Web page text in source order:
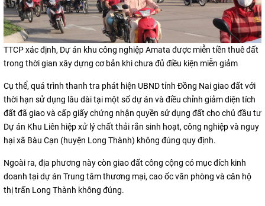
TTCP xác định, Dự án khu công nghiệp Amata được miễn tiền thuê đất
trong thời gian xây dựng cơ bản khi chưa đủ điều kiện miễn giảm
Cụ thể, quá trình thanh tra phát hiện UBND tỉnh Đồng Nai giao đất với
thời hạn sử dụng lâu dài tại một số dự án và điều chỉnh giảm diện tích
đất đã giao và cấp giấy chứng nhận quyền sử dụng đất cho chủ đầu tư
Dự án Khu Liên hiệp xử lý chất thải rắn sinh hoạt, công nghiệp và nguy
hại xã Bàu Cạn (huyện Long Thành) không đúng quy định.
Ngoài ra, địa phương này còn giao đất công cộng có mục đích kinh
doanh tại dự án Trung tâm thương mại, cao ốc văn phòng và căn hộ
thị trấn Long Thành không đúng.